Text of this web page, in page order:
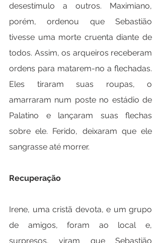
desestímulo a outros. Maximiano,
porém, ordenou que Sebastião
tivesse uma morte cruenta diante de
todos. Assim, os arqueiros receberam
ordens para matarem-no a flechadas.
Eles tiraram suas roupas, o
amarraram num poste no estádio de
Palatino e lançaram suas flechas
sobre ele. Ferido, deixaram que ele
sangrasse até morrer.
Recuperação
Irene, uma cristã devota, e um grupo
de amigos, foram ao local e,
surpresos, viram que Sebastião